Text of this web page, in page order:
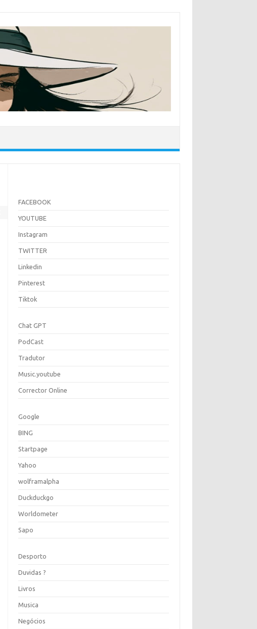
FACEBOOK
YOUTUBE
Instagram
TWITTER
Linkedin
Pinterest
Tiktok
Chat GPT
PodCast
Tradutor
Music.youtube
Corrector Online
Google
BING
Startpage
Yahoo
wolframalpha
Duckduckgo
Worldometer
Sapo
Desporto
Duvidas ?
Livros
Musica
Negócios